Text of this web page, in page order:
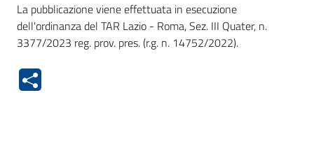
La pubblicazione viene effettuata in esecuzione
dell'ordinanza del TAR Lazio - Roma, Sez. III Quater, n.
3377/2023 reg. prov. pres. (r.g. n. 14752/2022).